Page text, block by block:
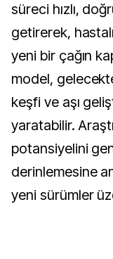
süreci hızlı,
getirerek,
yeni bir çağın
model,
keşfi ve aşı
yaratabilir.
potansiyelini
derinlemesine
yeni sürümler